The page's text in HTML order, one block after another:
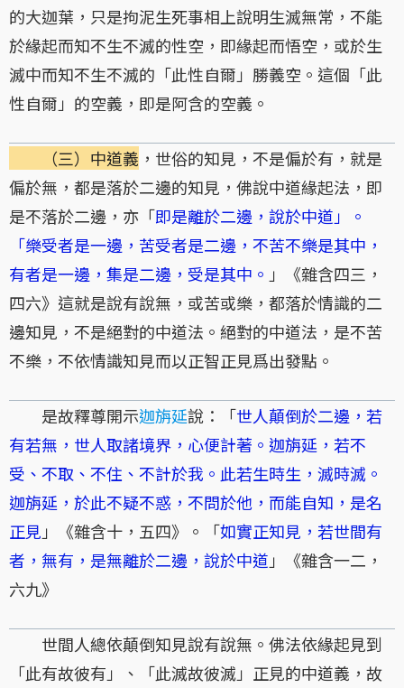
的大迦葉，只是拘泥生死事相上說明生滅無常，不能
於緣起而知不生不滅的性空，即緣起而悟空，或於生
滅中而知不生不滅的「此性自爾」勝義空。這個「此
性自爾」的空義，即是阿含的空義。
（三）中道義 ，世俗的知見，不是偏於有，就是
偏於無，都是落於二邊的知見，佛說中道緣起法，即
是不落於二邊，亦「即是離於二邊，說於中道」。
「樂受者是一邊，苦受者是二邊，不苦不樂是其中，
有者是一邊，集是二邊，受是其中。 」《雜含四三，
四六》這就是說有說無，或苦或樂，都落於情識的二
邊知見，不是絕對的中道法。絕對的中道法，是不苦
不樂，不依情識知見而以正智正見爲出發點。
是故釋尊開示迦旃延說：「世人顛倒於二邊，若
有若無，世人取諸境界，心便計著。迦旃延，若不
受、不取、不住、不計於我。此若生時生，滅時滅。
迦旃延，於此不疑不惑，不問於他，而能自知，是名
正見 」《雜含十，五四》。「如實正知見，若世間有
者，無有，是無離於二邊，說於中道 」《雜含一二，
六九》
世間人總依顛倒知見說有說無。佛法依緣起見到
「此有故彼有」、「此滅故彼滅」正見的中道義，故